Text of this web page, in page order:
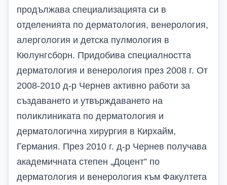
продължава специализацията си в
отделенията по дерматология, венерология,
алергология и детска пулмология в
Кюлунгсборн. Придобива специалността
дерматология и венерология през 2008 г. От
2008-2010 д-р Чернев активно работи за
създаването и утвърждаването на
поликлиниката по дерматология и
дерматологична хирургия в Кирхайм,
Германия. През 2010 г. д-р Чернев получава
академичната степен „Доцент” по
дерматология и венерология към Факултета